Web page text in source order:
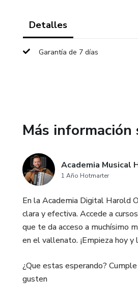
*
Detalles
Garantía de 7 días
Más
Academia Musical
1 Año Hotmarter
En la Academia Digital Harold
clara y efectiva. Accede a
que te da acceso a muchísimo
en el vallenato. ¡Empieza hoy
¿Que estas esperando?
gusten